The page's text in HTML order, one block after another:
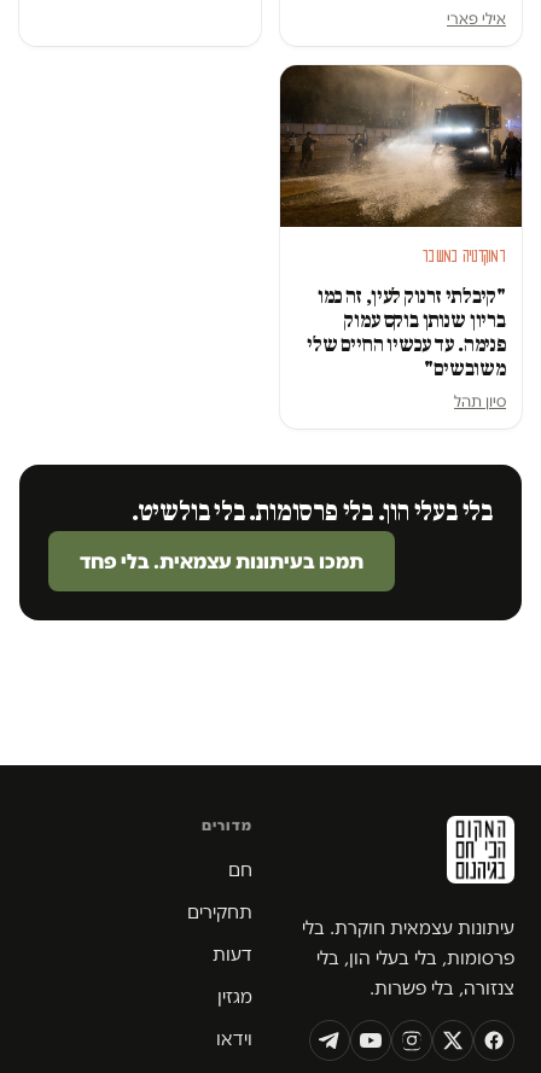
אילי פארי
דמוקרטיה במשבר
"קיבלתי זרנוק לעין, זה כמו
בריון שנותן בוקס עמוק
פנימה. עד עכשיו החיים שלי
משובשים"
סיון תהל
בלי בעלי הון. בלי פרסומות. בלי בולשיט.
תמכו בעיתונות עצמאית. בלי פחד
עיתונות עצמאית חוקרת. בלי
פרסומות, בלי בעלי הון, בלי
צנזורה, בלי פשרות.
מדורים
חם
תחקירים
דעות
מגזין
וידאו